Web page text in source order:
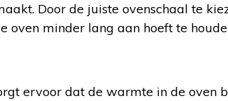
Door de juiste ovenschaal te
oven minder lang aan hoeft te
ervoor dat de warmte in de oven